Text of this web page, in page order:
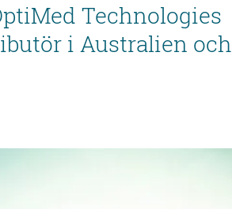
Technologies
i Australien och